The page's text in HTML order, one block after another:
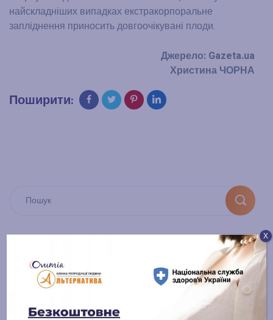
найскладніших випадках екстракорпоральне
запліднення приносить довгоочікувані плоди.
Джерело: Gazeta.ua
Христина ЧОРНА
Поширити:
Категорії
ДРТ
Х